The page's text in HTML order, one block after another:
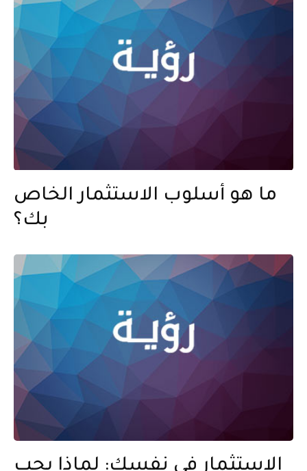
ما هو أسلوب الاستثمار الخاص
بك؟
الاستثمار في نفسك: لماذا يجب